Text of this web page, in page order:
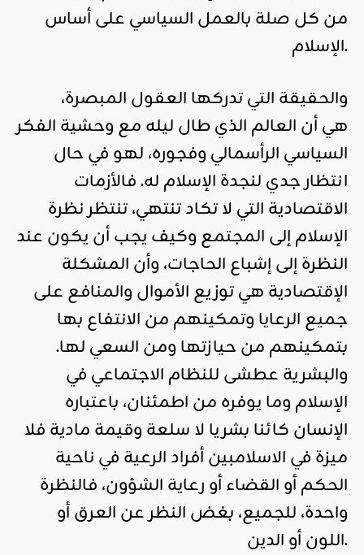
من كل صلة بالعمل السياسي على أساس
الإسلام.
هي أن العالم الذي طال ليله مع وحشية الفكر
السياسي الرأسمالي وفجوره، لهو في حال
انتظار جدي لنجدة الإسلام له. فالأزمات
الاقتصادية التي لا تكاد تنتهي، تنتظر نظرة
الإسلام إلى المجتمع وكيف يجب أن يكون عند
النظرة إلى إشباع الحاجات، وأن المشكلة
الإقتصادية هي توزيع الأموال والمنافع على
جميع الرعايا وتمكينهم من الانتفاع بها
بتمكينهم من حيازتها ومن السعي لها.
والبشرية عطشى للنظام الاجتماعي في
الإسلام وما يوفره من اطمئنان، باعتباره
الإنسان كائنا بشريا لا سلعة وقيمة مادية فلا
ميزة في الاسلامبين أفراد الرعية في ناحية
الحكم أو القضاء أو رعاية الشؤون، فالنظرة
واحدة، للجميع، بغض النظر عن العرق أو
اللون أو الدين.